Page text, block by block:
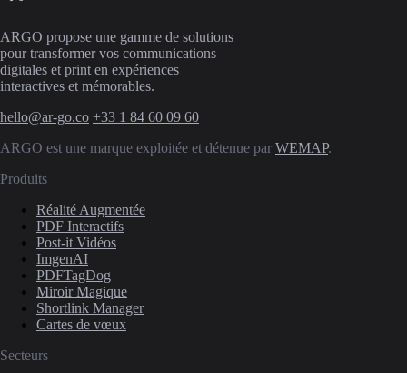
ARGO propose une gamme de solutions
pour transformer vos communications
digitales et print en expériences
interactives et mémorables.
hello@ar-go.co +33 1 84 60 09 60
ARGO est une marque exploitée et détenue par WEMAP.
Produits
Réalité Augmentée
PDF Interactifs
Post-it Vidéos
ImgenAI
PDFTagDog
Miroir Magique
Shortlink Manager
Cartes de vœux
Secteurs